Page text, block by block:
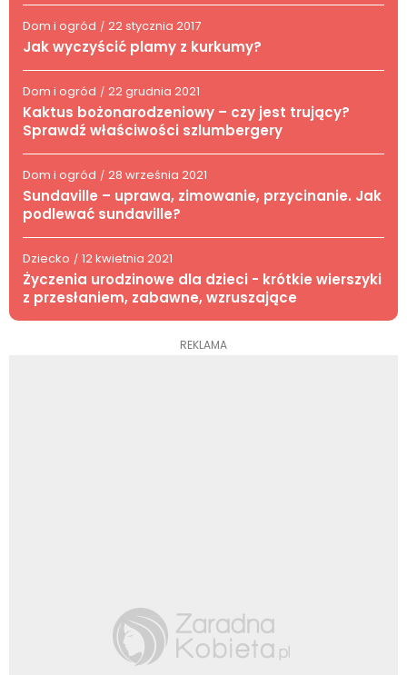
Dom i ogród / 22 stycznia 2017
Jak wyczyścić plamy z kurkumy?
Dom i ogród / 22 grudnia 2021
Kaktus bożonarodzeniowy – czy jest trujący?
Sprawdź właściwości szlumbergery
Dom i ogród / 28 września 2021
Sundaville – uprawa, zimowanie, przycinanie. Jak
podlewać sundaville?
Dziecko / 12 kwietnia 2021
Życzenia urodzinowe dla dzieci - krótkie wierszyki
z przesłaniem, zabawne, wzruszające
REKLAMA